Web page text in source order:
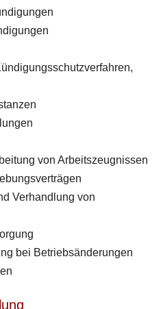
von Arbeitszeugnissen
Verhandlung von
bei Betriebsänderungen